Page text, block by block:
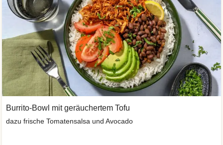
Burrito-Bowl mit geräuchertem Tofu
dazu frische Tomatensalsa und Avocado